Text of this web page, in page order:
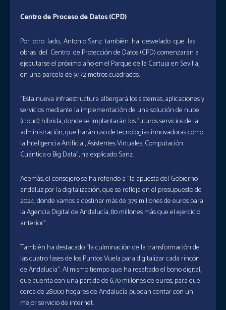
Centro de Proceso de Datos (CPD)
Por otro lado, Antonio Sanz también ha desvelado que las
obras del Centro de Protección de Datos (CPD) comenzarán a
ejecutarse el próximo año en el Parque de la Cartuja en Sevilla,
en una parcela de 9.172 metros cuadrados.
“Esta nueva infraestructura albergará los sistemas, aplicaciones y
servicios mediante la implementación de una solución de nube
(cloud) híbrida, donde se implantarán los futuros servicios de la
administración, que harán uso de tecnologías innovadoras como
la Inteligencia Artificial, Asistentes Virtuales, Computación
Cuántica o Big Data”, ha explicado Sanz.
Además, el consejero se ha referido a “la apuesta del Gobierno
andaluz por la digitalización, que se refleja en el presupuesto de
2024, donde vamos a destinar más de 379 millones de euros para
la Agencia Digital de Andalucía, 80 millones más que el ejercicio
anterior”.
También ha destacado “la culminación de la transformación de
las cuatro fases de los Puntos Vuela para digitalizar cada rincón
de Andalucía”. Al mismo tiempo que ha resaltado el bono digital,
que cuenta con una partida de 6,70 millones de euros, para que
cerca de 28.000 hogares de Andalucía puedan contar con un
mejor servicio de internet.